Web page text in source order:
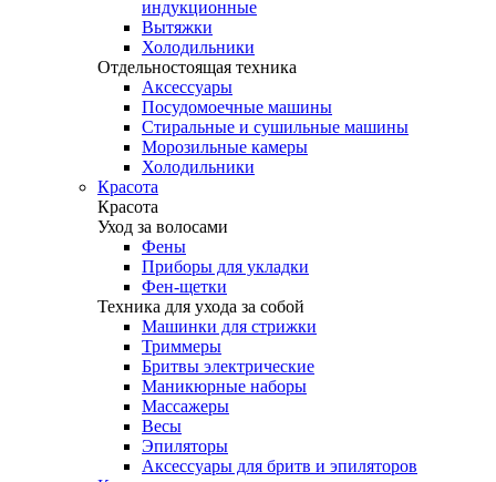
индукционные
Вытяжки
Холодильники
Отдельностоящая техника
Аксессуары
Посудомоечные машины
Стиральные и сушильные машины
Морозильные камеры
Холодильники
Красота
Красота
Уход за волосами
Фены
Приборы для укладки
Фен-щетки
Техника для ухода за собой
Машинки для стрижки
Триммеры
Бритвы электрические
Маникюрные наборы
Массажеры
Весы
Эпиляторы
Аксессуары для бритв и эпиляторов